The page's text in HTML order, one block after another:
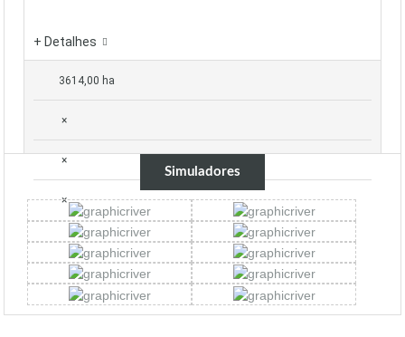
+ Detalhes
3614,00 ha
×
×
×
Simuladores